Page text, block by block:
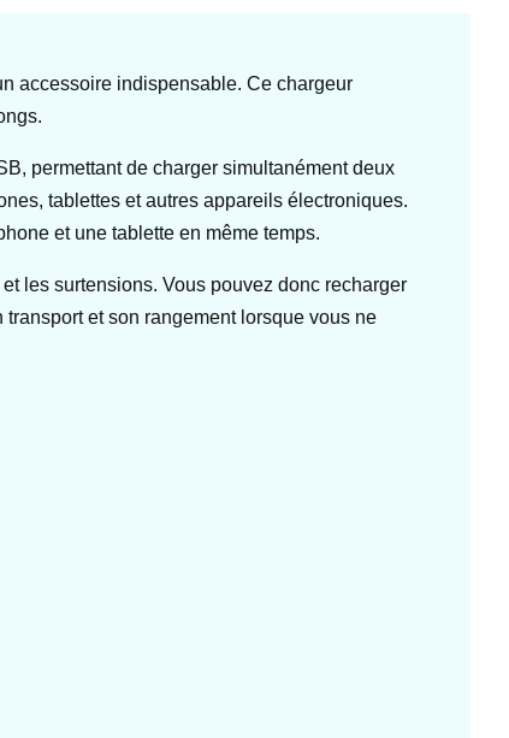
accessoire indispensable. Ce chargeur
permettant de charger simultanément deux
tablettes et autres appareils électroniques.
et une tablette en même temps.
les surtensions. Vous pouvez donc recharger
et son rangement lorsque vous ne